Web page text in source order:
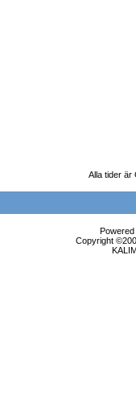
Alla tider är
Copyright